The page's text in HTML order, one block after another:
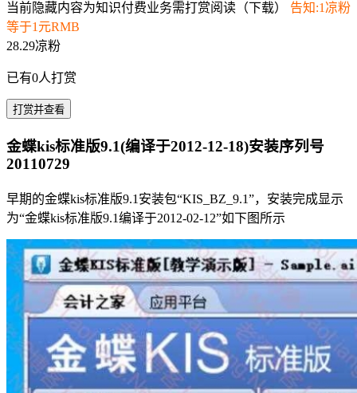
当前隐藏内容为知识付费业务需打赏阅读（下载） 告知:1凉粉
等于1元RMB
28.29凉粉
已有0人打赏
打赏并查看
金蝶kis标准版9.1(编译于2012-12-18)安装序列号
20110729
早期的金蝶kis标准版9.1安装包“KIS_BZ_9.1”，安装完成显示
为“金蝶kis标准版9.1编译于2012-02-12”如下图所示